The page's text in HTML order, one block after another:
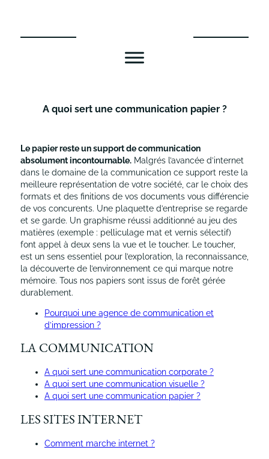
A quoi sert une communication papier ?
Le papier reste un support de communication
absolument incontournable. Malgrés l’avancée d’internet
dans le domaine de la communication ce support reste la
meilleure représentation de votre société, car le choix des
formats et des finitions de vos documents vous différencie
de vos concurents. Une plaquette d’entreprise se regarde
et se garde. Un graphisme réussi additionné au jeu des
matières (exemple : pelliculage mat et vernis sélectif)
font appel à deux sens la vue et le toucher. Le toucher,
est un sens essentiel pour l’exploration, la reconnaissance,
la découverte de l’environnement ce qui marque notre
mémoire. Tous nos papiers sont issus de forêt gérée
durablement.
Pourquoi une agence de communication et
d’impression ?
LA COMMUNICATION
A quoi sert une communication corporate ?
A quoi sert une communication visuelle ?
A quoi sert une communication papier ?
LES SITES INTERNET
Comment marche internet ?